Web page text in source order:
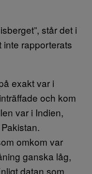
står det i
inte rapporterats
exakt var i
och kom
var i Indien,
omkom var
ganska låg,
datan som